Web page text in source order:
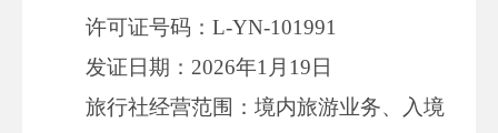
许可证号码：L-YN-101991
发证日期：2026年1月19日
旅行社经营范围：境内旅游业务、入境